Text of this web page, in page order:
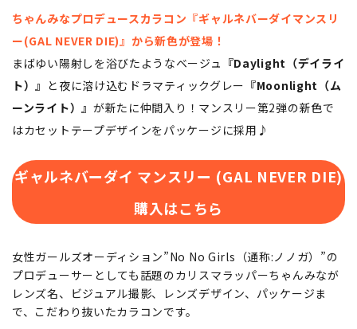
ちゃんみなプロデュースカラコン『ギャルネバーダイマンスリ
ー(GAL NEVER DIE)』から新色が登場！
まばゆい陽射しを浴びたようなベージュ 『Daylight（デイライ
ト）』 と夜に溶け込むドラマティックグレー 『Moonlight（ム
ーンライト）』 が新たに仲間入り！マンスリー第2弾の新色で
はカセットテープデザインをパッケージに採⽤♪
ギャルネバーダイ マンスリー (GAL NEVER DIE)
購入はこちら
女性ガールズオーディション”No No Girls（通称:ノノガ）”の
プロデューサーとしても話題のカリスマラッパーちゃんみなが
レンズ名、ビジュアル撮影、レンズデザイン、パッケージま
で、こだわり抜いたカラコンです。